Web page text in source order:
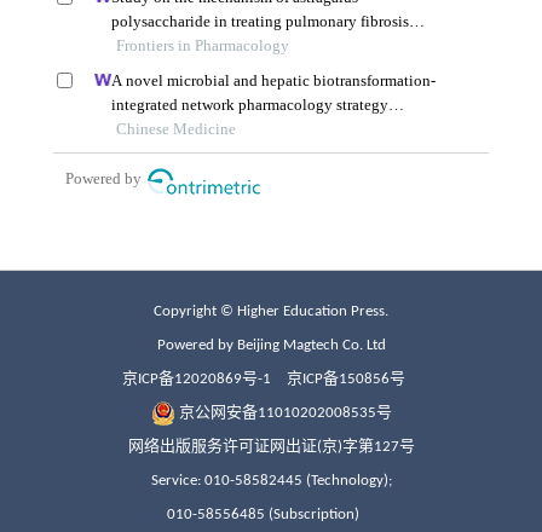
Copyright © Higher Education Press.
Powered by Beijing Magtech Co. Ltd
京ICP备12020869号-1 京ICP备150856号
京公网安备11010202008535号
网络出版服务许可证网出证(京)字第127号
Service: 010-58582445 (Technology);
010-58556485 (Subscription)